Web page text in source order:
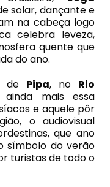
solar, dançante e
na cabeça logo
celebra leveza,
quente que
do ano.
de Pipa, no Rio
mais essa
e aquele pôr
o audiovisual
que ano
símbolo do verão
turistas de todo o